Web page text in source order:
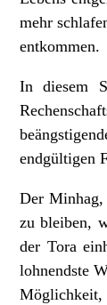
mehr
entkommen.
In diesem
endgültigen
Der Minhag,
zu bleiben,
der Tora
lohnendste
Möglichkeit,